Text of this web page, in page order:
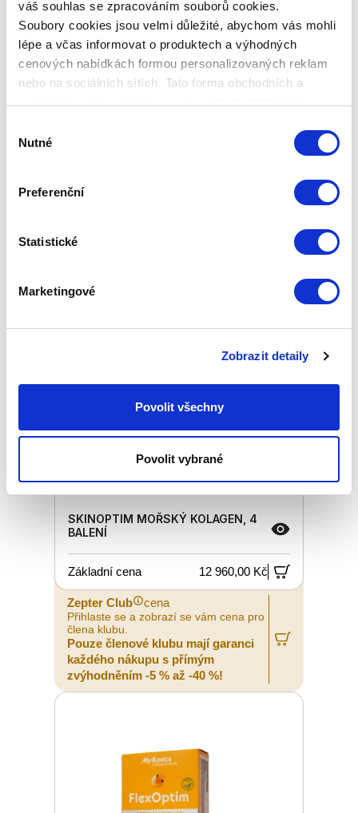
váš souhlas se zpracováním souborů cookies.
Soubory cookies jsou velmi důležité, abychom vás mohli
lépe a včas informovat o produktech a výhodných
cenových nabídkách formou personalizovaných reklam
nebo na sociálních sítích. Tato forma obchodních a
souhlasu
Nutné
Preferenční
Statistické
Marketingové
Zobrazit detaily
Povolit všechny
Povolit vybrané
BALENÍ
Přihlaste se a zobrazí se vám cena pro
každého nákupu s přímým
SKINOPTIM MOŘSKÝ KOLAGEN, 4
BALENÍ
Základní cena 12 960,00 Kč
Zepter Club cena
Přihlaste se a zobrazí se vám cena pro
člena klubu.
Pouze členové klubu mají garanci
každého nákupu s přímým
zvýhodněním -5 % až -40 %!